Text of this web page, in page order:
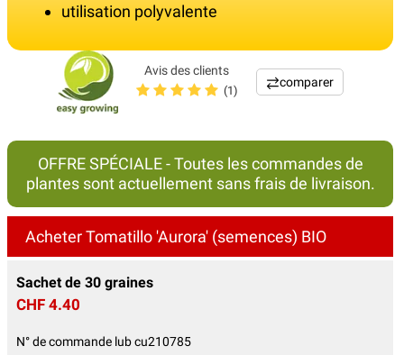
utilisation polyvalente
Avis des clients
(1)
comparer
OFFRE SPÉCIALE - Toutes les commandes de
plantes sont actuellement sans frais de livraison.
Acheter Tomatillo 'Aurora' (semences) BIO
Sachet de 30 graines
CHF 4.40
N° de commande lub cu210785